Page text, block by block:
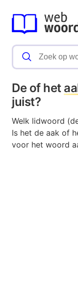
De of het
juist?
Welk lidwoord
Is het de aak of
voor het woord